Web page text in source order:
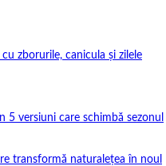
zborurile, canicula și zilele
versiuni care schimbă sezonul
transformă naturalețea în noul